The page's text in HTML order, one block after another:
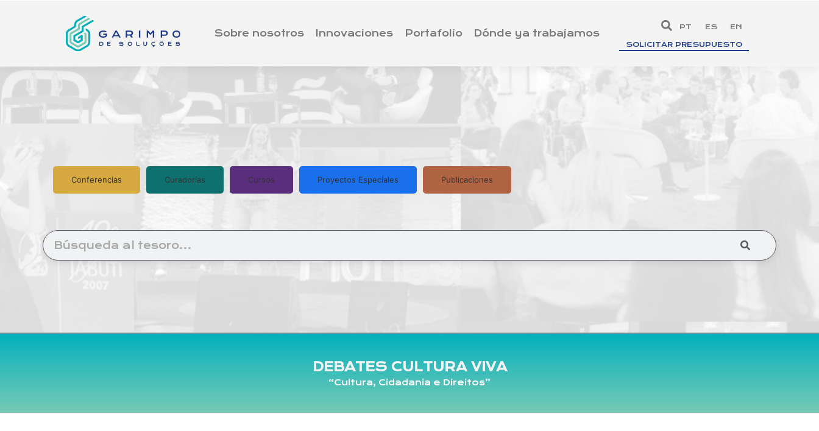
Sobre nosotros Innovaciones Portafolio Dónde ya trabajamos
PT ES EN
SOLICITAR PRESUPUESTO
Conferencias Curadorías Cursos Proyectos Especiales Publicaciones
DEBATES CULTURA VIVA
“Cultura, Cidadania e Direitos”